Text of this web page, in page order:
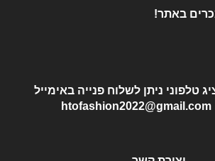
באתר!
טלפוני ניתן לשלוח פנייה באימייל